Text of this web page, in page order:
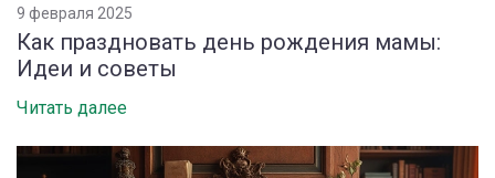
9 февраля 2025
Как праздновать день рождения мамы:
Идеи и советы
Читать далее